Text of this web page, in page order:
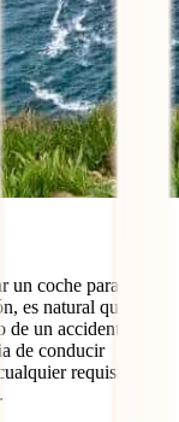
un coche para
es natural que
de un accidente en
de conducir
requisito